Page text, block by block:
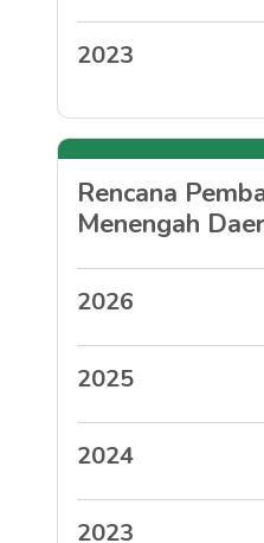
2023
Rencana
Menengah
2026
2025
2024
2023